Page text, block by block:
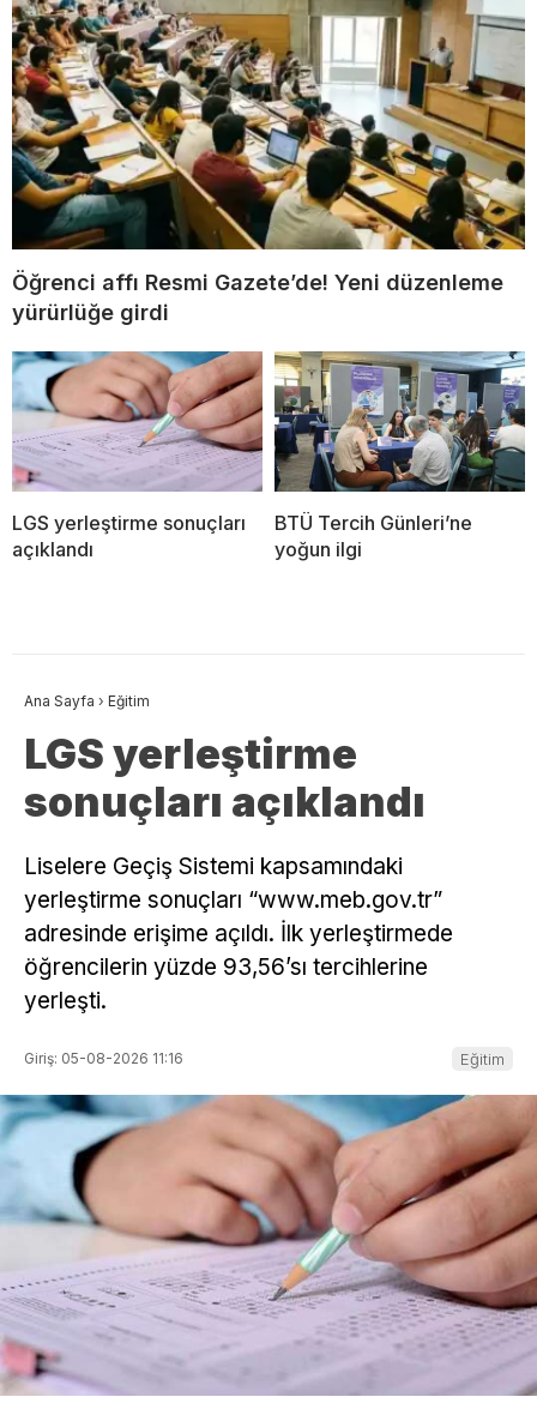
Öğrenci affı Resmi Gazete’de! Yeni düzenleme
yürürlüğe girdi
LGS yerleştirme sonuçları
açıklandı
BTÜ Tercih Günleri’ne
yoğun ilgi
Ana Sayfa › Eğitim
LGS yerleştirme
sonuçları açıklandı
Liselere Geçiş Sistemi kapsamındaki
yerleştirme sonuçları “www.meb.gov.tr”
adresinde erişime açıldı. İlk yerleştirmede
öğrencilerin yüzde 93,56’sı tercihlerine
yerleşti.
Giriş: 05-08-2026 11:16 Eğitim